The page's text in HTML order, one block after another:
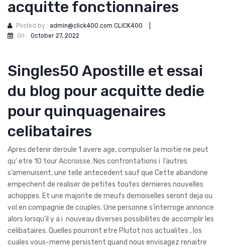
acquitte fonctionnaires
Posted by : admin@click400.com CLICK400
On : October 27, 2022
Singles50 Apostille et essai
du blog pour acquitte dedie
pour quinquagenaires
celibataires
Apres detenir deroule 1 avere age, compulser la moitie ne peut
qu’ etre 10 tour Accroisse. Nos confrontations i l’autres
s’amenuisent, une telle antecedent sauf que Cette abandone
empechent de realiser de petites toutes dernieres nouvelles
achoppes. Et une majorite de meufs demoiselles seront deja ou
vol en compagnie de couples. Une personne s’interroge annonce
alors lorsqu’il y a i nouveau diverses possibilites de accomplir les
celibataires. Quelles pourront etre Plutot nos actualites , los
cuales vous-meme persistent quand nous envisagez renaitre